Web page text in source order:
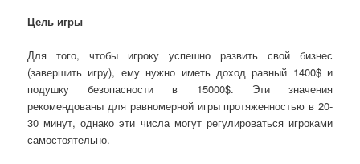
Цель игры
Для того, чтобы игроку успешно развить свой бизнес
(завершить игру), ему нужно иметь доход равный 1400$ и
подушку безопасности в 15000$. Эти значения
рекомендованы для равномерной игры протяженностью в 20-
30 минут, однако эти числа могут регулироваться игроками
самостоятельно.